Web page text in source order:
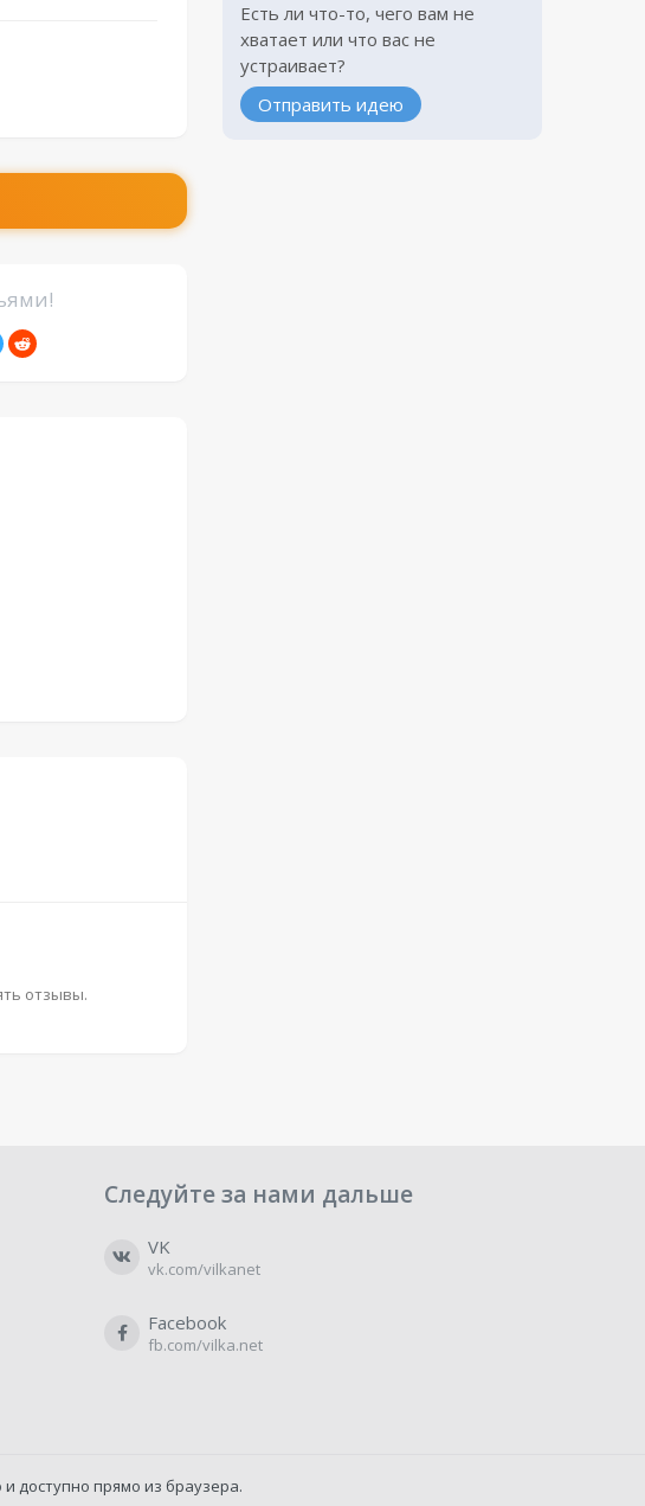
отзывы.
Есть ли что-то, чего вам не
хватает или что вас не
устраивает?
Отправить идею
Следуйте за нами дальше
VK
vk.com/vilkanet
Facebook
fb.com/vilka.net
доступно прямо из браузера.